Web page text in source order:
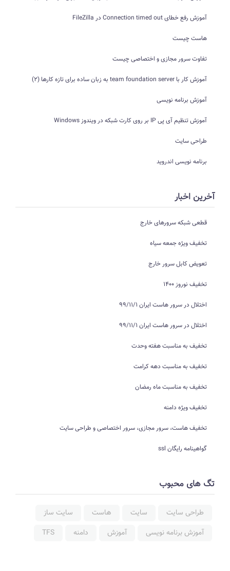
آموزش رفع خطای Connection timed out در FileZilla
هاست چیست
تفاوت سرور مجازی و اختصاصی چیست
آموزش کار با team foundation server به زبان ساده برای تازه کارها (2)
آموزش برنامه نویسی
آموزش تنظیم آی پی IP بر روی کارت شبکه در ویندوز Windows
طراحی سایت
برنامه نویسی اندروید
آخرین اخبار
قطعی شبکه سرورهای خارج
تخفیف ویژه جمعه سیاه
تعویض کابل سرور خارج
تخفیف نوروز 1400
اختلال در سرور هاست ایران 99/11/1
اختلال در سرور هاست ایران 99/11/1
تخفیف به مناسبت هفته وحدت
تخفیف به مناسبت دهه کرامت
تخفیف به مناسبت ماه رمضان
تخفیف ویژه دامنه
تخفیف هاست، سرور مجازی، سرور اختصاصی و طراحی سایت
گواهینامه رایگان ssl
تگ های محبوب
طراحی سایت سایت هاست
سایت ساز
آموزش برنامه نویسی
آموزش دامنه TFS